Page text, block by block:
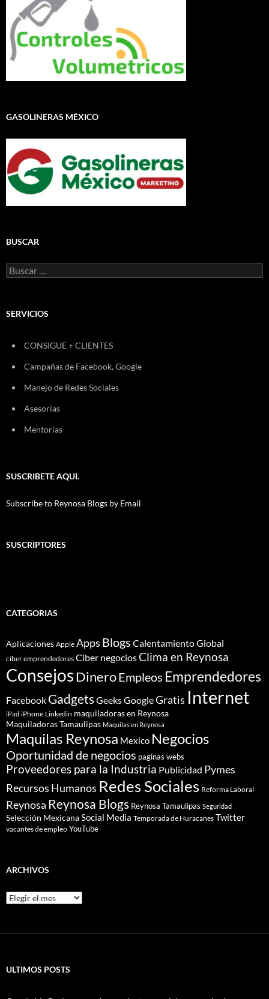
GASOLINERAS MÉXICO
BUSCAR
Buscar:
SERVICIOS
CONSIGUE + CLIENTES
Campañas de Facebook, Google
Manejo de Redes Sociales
Asesorías
Mentorías
SUSCRIBETE AQUI.
Subscribe to Reynosa Blogs by Email
SUSCRIPTORES
CATEGORIAS
Aplicaciones Apple Apps Blogs Calentamiento Global
ciber emprendedores Ciber negociosClima en Reynosa
ConsejosDineroEmpleos Emprendedores
Facebook GadgetsGeeksGoogleGratis Internet
iPad iPhone Linkedin maquiladoras en Reynosa
Maquiladoras Tamaulipas Maquilas en Reynosa
Maquilas Reynosa Mexico Negocios
Oportunidad de negocios paginas webs
Proveedores para la Industria Publicidad Pymes
Recursos Humanos Redes Sociales Reforma Laboral
Reynosa Reynosa Blogs Reynosa Tamaulipas Seguridad
Selección MexicanaSocial Media Temporada de Huracanes Twitter
vacantes de empleo YouTube
ARCHIVOS
Archivos
ULTIMOS POSTS